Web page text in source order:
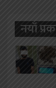
नयाँ